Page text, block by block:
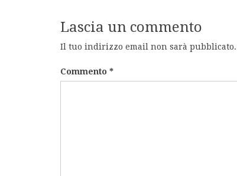
Lascia un commento
Il tuo indirizzo email non sarà pubblicato.
Commento *